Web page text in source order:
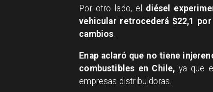
Por otro lado, el diésel
vehicular retrocederá $22,1
cambios.
Enap aclaró que no tiene
combustibles en Chile, ya que
empresas distribuidoras.